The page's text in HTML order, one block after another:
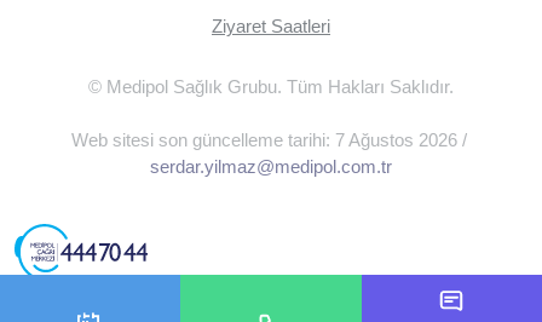
Ziyaret Saatleri
© Medipol Sağlık Grubu. Tüm Hakları Saklıdır.
Web sitesi son güncelleme tarihi: 7 Ağustos 2026 /
serdar.yilmaz@medipol.com.tr